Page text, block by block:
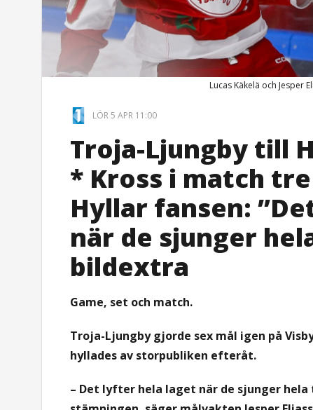
Lucas Käkelä och Jesper
LÖR 5 APR 11:00
Troja-Ljungby till
* Kross i match
Hyllar fansen:
när de sjunger
bildextra
Game, set och match.
Troja-Ljungby gjorde sex mål igen på
hyllades av storpubliken efteråt.
– Det lyfter hela laget när de sjunger